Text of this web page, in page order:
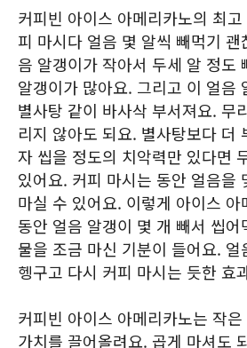
커피빈 아이스 아메리카노의 최
피 마시다 얼음 몇 알씩 빼먹기 괜
음 알갱이가 작아서 두세 알 정도
알갱이가 많아요. 그리고 이 얼음
별사탕 같이 바사삭 부서져요. 무
리지 않아도 되요. 별사탕보다 더
자 씹을 정도의 치악력만 있다면
있어요. 커피 마시는 동안 얼음을
마실 수 있어요. 이렇게 아이스
동안 얼음 알갱이 몇 개 빼서 씹
물을 조금 마신 기분이 들어요.
헹구고 다시 커피 마시는 듯한 효
커피빈 아이스 아메리카노는 작
가치를 끌어올려요. 곱게 마셔도